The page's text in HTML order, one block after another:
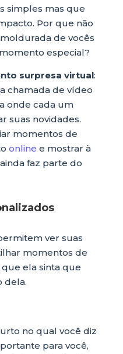
simples mas que
Por que não
de vocês
especial?
surpresa virtual:
chamada de vídeo
onde cada um
suas novidades.
momentos de
online e mostrar à
faz parte do
ver suas
momentos de
ela sinta que
dela.
no qual você diz
para você,